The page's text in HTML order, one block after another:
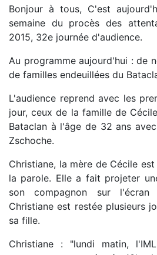
Bonjour à tous, C'est
semaine du procès des
2015, 32e journée d'audience.
Au programme aujourd'hui : de
de familles endeuillées du
L'audience reprend avec les
jour, ceux de la famille de
Bataclan à l'âge de 32 ans
Zschoche.
Christiane, la mère de Cécile
la parole. Elle a fait projeter
son compagnon sur
Christiane est restée plusieurs
sa fille.
Christiane : "lundi matin,